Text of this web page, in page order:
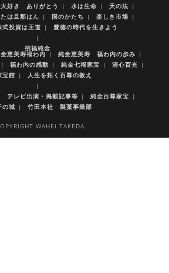
大好き ありがとう 水は生命
天の法
は旦那はん 国のかたち
楽しき市場
式投資は王道 豊徳の時代を生きよう
招福純金
恵美寿福わ内
純金恵美寿 福わ内の歩み
福わ内の感動 純金七福家宝
清心百光
宝館
人生を拓く百尊の教え
テレビ出演・掲載記事等
純金百尊家宝
の城
竹田本社 製菓事業部
WAHEI TAKEDA.